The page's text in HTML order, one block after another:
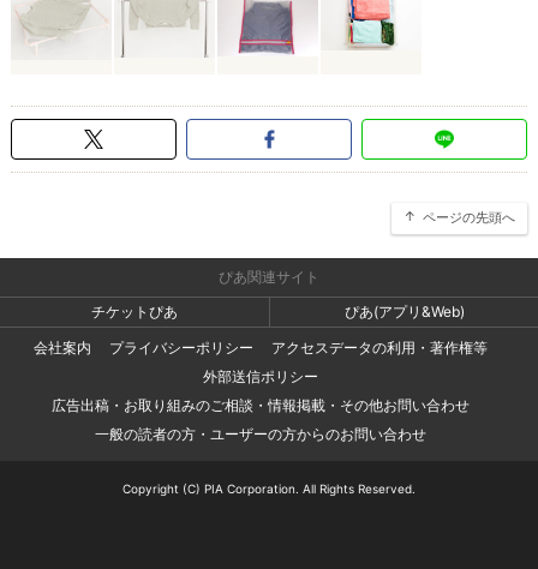
ページの先頭へ
ぴあ関連サイト
チケットぴあ
ぴあ(アプリ&Web)
会社案内
プライバシーポリシー
アクセスデータの利用・著作権等
外部送信ポリシー
広告出稿・お取り組みのご相談・情報掲載・その他お問い合わせ
一般の読者の方・ユーザーの方からのお問い合わせ
Copyright (C) PIA Corporation. All Rights Reserved.